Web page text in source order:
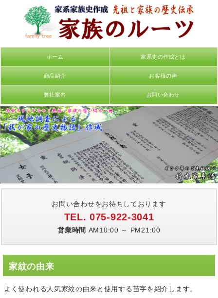
ホーム 家系史の作成とは
商品紹介 お客様の声
弊社案内 お問い合わせ
お問い合わせをお待ちしております
TEL. 075-922-3041
営業時間 AM10:00 ～ PM21:00
家紋の由来
よく使われる人気家紋の由来と使用する苗字を紹介します。